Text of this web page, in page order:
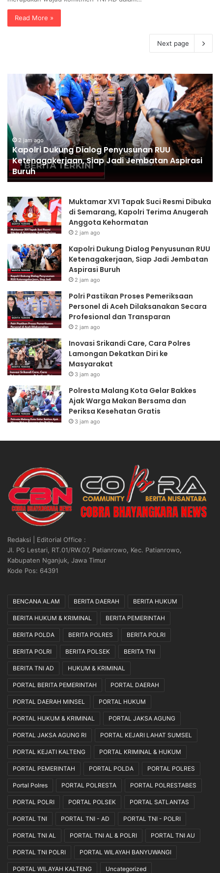
Read More »
Next page
r
a
s
t
i
k
n
P
r
o
s
e
s
P
m
e
r
i
k
s
a
a
P
e
r
s
n
i
A
c
e
i
l
a
k
n
a
a
e
a
r
P
o
f
s
n
l
d
n
2 jam ago
Polri Pastikan Proses Pemeriksaan Personel di
Aceh Dilaksanakan Secara Profesional dan
Transparan
Muktamar XVI Tapak Suci Resmi Dibuka
di Semarang, Kapolri Terima Anugerah
Anggota Kehormatan
2 jam ago
Kapolri Dukung Dialog Penyusunan RUU
Ketenagakerjaan, Siap Jadi Jembatan
Aspirasi Buruh
2 jam ago
Polri Pastikan Proses Pemeriksaan
Personel di Aceh Dilaksanakan Secara
Profesional dan Transparan
2 jam ago
Inovasi Srikandi Care, Cara Polres
Lamongan Dekatkan Diri ke
Masyarakat
3 jam ago
Polresta Malang Kota Gelar Bakkes
Ajak Warga Makan Bersama dan
Periksa Kesehatan Gratis
3 jam ago
Redaksi | Editorial Office :
Jl. PG Lestari, RT.01/RW.07, Patianrowo, Kec. Patianrowo,
Kabupaten Nganjuk, Jawa Timur
Kode Pos: 64391
BENCANA ALAM BERITA DAERAH BERITA HUKUM
BERITA HUKUM & KRIMINAL BERITA PEMERINTAH
BERITA POLDA BERITA POLRES BERITA POLRI
BERITA POLRI BERITA POLSEK BERITA TNI
BERITA TNI AD HUKUM & KRIMINAL
PORTAL BERITA PEMERINTAH PORTAL DAERAH
PORTAL DAERAH MINSEL PORTAL HUKUM
PORTAL HUKUM & KRIMINAL PORTAL JAKSA AGUNG
PORTAL JAKSA AGUNG RI PORTAL KEJARI LAHAT SUMSEL
PORTAL KEJATI KALTENG PORTAL KRIMINAL & HUKUM
PORTAL PEMERINTAH PORTAL POLDA PORTAL POLRES
Portal Polres PORTAL POLRESTA PORTAL POLRESTABES
PORTAL POLRI PORTAL POLSEK PORTAL SATLANTAS
PORTAL TNI PORTAL TNI - AD PORTAL TNI - POLRI
PORTAL TNI AL PORTAL TNI AL & POLRI PORTAL TNI AU
PORTAL TNI POLRI PORTAL WILAYAH BANYUWANGI
PORTAL WILAYAH KALTENG Uncategorized